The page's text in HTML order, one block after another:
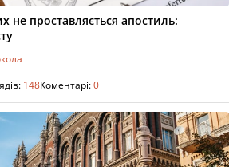
не проставляється апостиль:
148Коментарі:0